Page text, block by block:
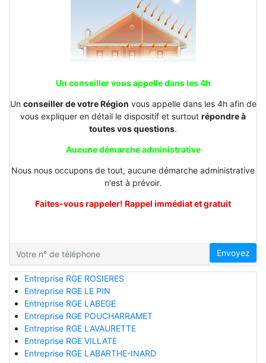
Un conseiller vous appelle dans les 4h
Un conseiller de votre Région vous appelle dans les 4h afin de
vous expliquer en détail le dispositif et surtout répondre à
toutes vos questions.
Aucune démarche administrative
Nous nous occupons de tout, aucune démarche administrative
n'est à prévoir.
Faites-vous rappeler! Rappel immédiat et gratuit
Envoyez
Entreprise RGE ROSIERES
Entreprise RGE LE PIN
Entreprise RGE LABEGE
Entreprise RGE POUCHARRAMET
Entreprise RGE LAVAURETTE
Entreprise RGE VILLATE
Entreprise RGE LABARTHE-INARD